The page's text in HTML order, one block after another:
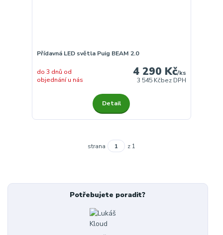
Přídavná LED světla Puig BEAM 2.0
4 290 Kč/ks
3 545 Kčbez DPH
do 3 dnů od
objednání u nás
Detail
strana z 1
Potřebujete poradit?